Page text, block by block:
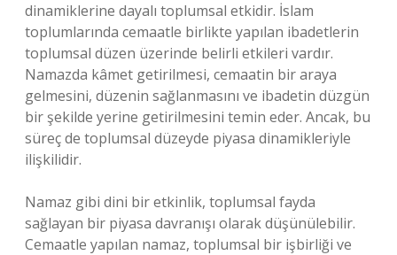
dinamiklerine dayalı toplumsal etkidir. İslam
toplumlarında cemaatle birlikte yapılan ibadetlerin
toplumsal düzen üzerinde belirli etkileri vardır.
Namazda kâmet getirilmesi, cemaatin bir araya
gelmesini, düzenin sağlanmasını ve ibadetin düzgün
bir şekilde yerine getirilmesini temin eder. Ancak, bu
süreç de toplumsal düzeyde piyasa dinamikleriyle
ilişkilidir.
Namaz gibi dini bir etkinlik, toplumsal fayda
sağlayan bir piyasa davranışı olarak düşünülebilir.
Cemaatle yapılan namaz, toplumsal bir işbirliği ve